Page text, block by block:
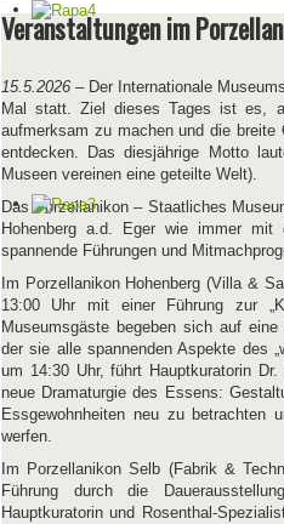
Veranstaltungen im
15.5.2026– Der Internationale
Mal statt. Ziel dieses Tages ist es,
aufmerksam zu machen und die
entdecken. Das diesjährige Motto
Museen vereinen eine geteilte Welt).
Das Porzellanikon – Staatliches
Hohenberg a.d. Eger wie immer
spannende Führungen und
Im Porzellanikon Hohenberg (Villa &
13:00 Uhr mit einer Führung zur
Museumsgäste begeben sich auf
der sie alle spannenden Aspekte des
um 14:30 Uhr, führt Hauptkuratorin
neue Dramaturgie des Essens:
Essgewohnheiten neu zu
werfen.
Im Porzellanikon Selb (Fabrik &
Führung durch die
Hauptkuratorin und Rosenthal-